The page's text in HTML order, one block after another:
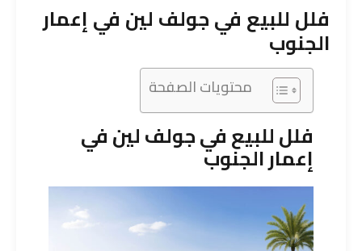
فلل للبيع في جولف لين في إعمار
الجنوب
محتويات الصفحة
فلل للبيع في جولف لين في
إعمار الجنوب